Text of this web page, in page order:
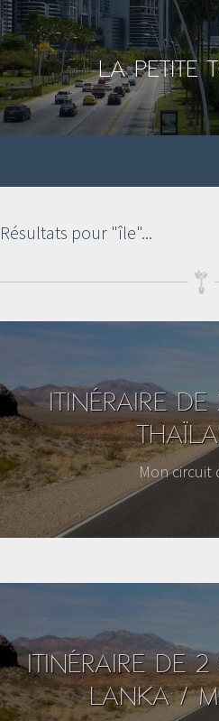
La Petite
Résultats pour "île"...
ITINÉRAIRE
Mon circuit
ITINÉRAIRE DE 2
LANKA /